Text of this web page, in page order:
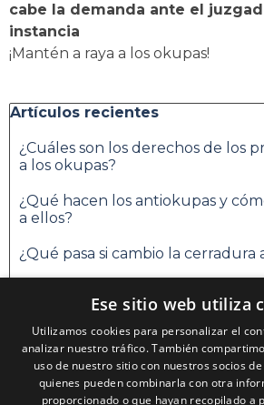
cabe la demanda ante el
instancia
¡Mantén a raya a los okupas!
Saltar el bloque Artículos
Artículos recientes
¿Cuáles son los derechos de los
a los okupas?
¿Qué hacen los antiokupas y
a ellos?
¿Qué pasa si cambio la cerradura
Alquiler puertas antiokupas
Caracteristicas Puertas
Ese sitio web utiliza
Utilizamos cookies para personalizar el
analizar nuestro tráfico. También
uso de nuestro sitio con nuestros socios
quienes pueden combinarla con otra
proporcionado o que hayan recopilado a